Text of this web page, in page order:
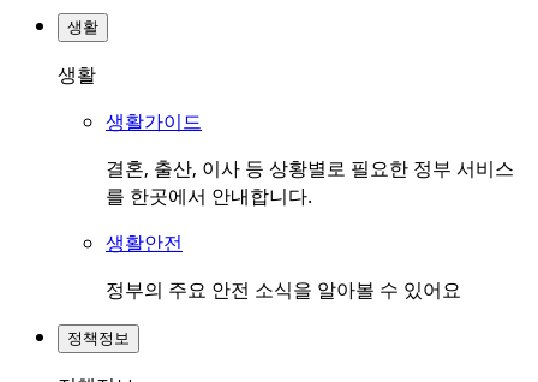
생활
생활
생활가이드
결혼, 출산, 이사 등 상황별로 필요한 정부 서비스
를 한곳에서 안내합니다.
생활안전
정부의 주요 안전 소식을 알아볼 수 있어요
정책정보